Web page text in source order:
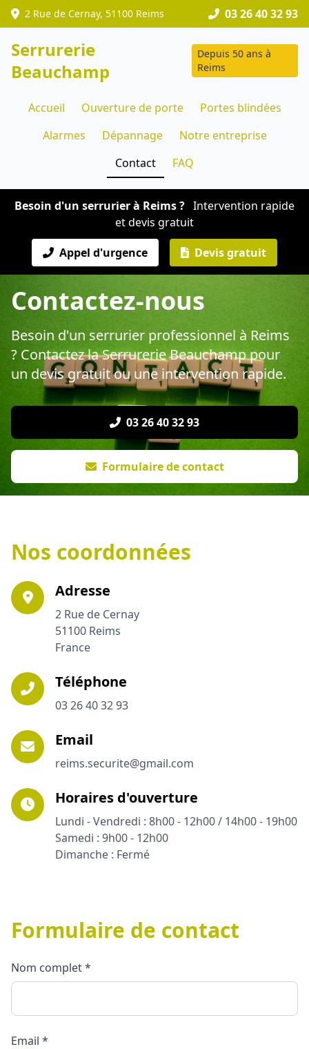
2 Rue de Cernay, 51100 Reims 03 26 40 32 93
Serrurerie
Beauchamp
Depuis 50 ans à
Reims
Accueil Ouverture de porte
Portes blindées
Alarmes
Dépannage
Notre entreprise
Contact
FAQ
Besoin d'un serrurier à Reims ? Intervention rapide
et devis gratuit
Appel d'urgence
Devis gratuit
Contactez-nous
Besoin d'un serrurier professionnel à Reims
? Contactez la Serrurerie Beauchamp pour
un devis gratuit ou une intervention rapide.
03 26 40 32 93
Formulaire de contact
Nos coordonnées
Adresse
2 Rue de Cernay
51100 Reims
France
Téléphone
03 26 40 32 93
Email
reims.securite@gmail.com
Horaires d'ouverture
Lundi - Vendredi : 8h00 - 12h00 / 14h00 - 19h00
Samedi : 9h00 - 12h00
Dimanche : Fermé
Formulaire de contact
Nom complet *
Email *